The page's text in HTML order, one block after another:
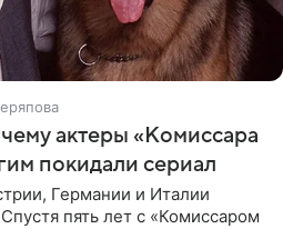
актеры «Комиссара
покидали сериал
Германии и Италии
пять лет с «Комиссаром